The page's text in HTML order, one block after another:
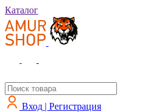
Каталог
Вход | Регистрация